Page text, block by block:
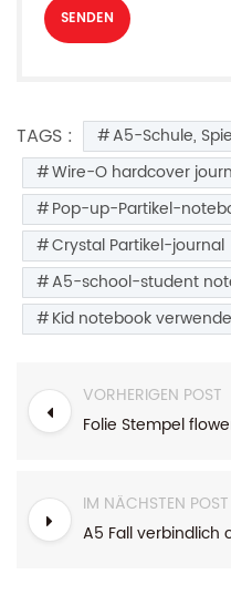
TAGS :
A5-Schule,
Wire-O hardcover
Pop-up-Partikel-
Crystal Partikel-journal
A5-school-student
Kid notebook
VORHERIGEN POST
Folie Stempel
IM NÄCHSTEN POST